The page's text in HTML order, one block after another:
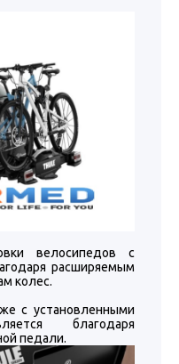
велосипедов с
расширяемым
колес.
с установленными
благодаря
педали.